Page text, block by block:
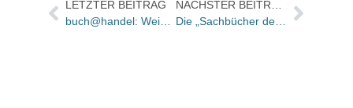
LETZTER BEITRAG
buch@handel: Weihnachtsempfehlungen – von Herder
NÄCHSTER BEITRAG
Die „Sachbücher des Monats November 2022“